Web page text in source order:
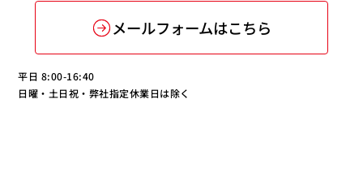
メールフォームはこちら
平日 8:00-16:40
日曜・土日祝・弊社指定休業日は除く